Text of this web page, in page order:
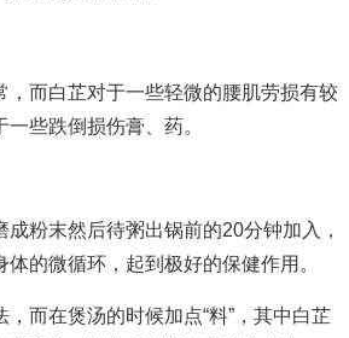
而白芷对于一些轻微的腰肌劳损有较
些跌倒损伤膏、药。
粉末然后待粥出锅前的20分钟加入，
的微循环，起到极好的保健作用。
而在煲汤的时候加点“料”，其中白芷